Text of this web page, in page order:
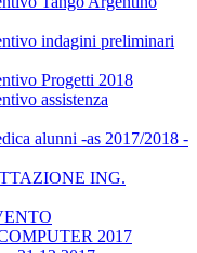
indagini preliminari
Progetti 2018
assistenza
alunni -as 2017/2018 -
ING.
2017